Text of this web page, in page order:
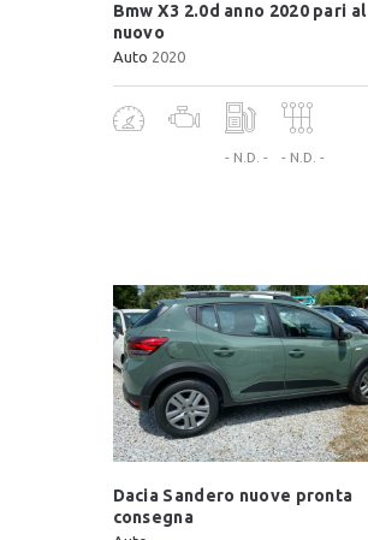
Bmw X3 2.0d anno 2020 pari al
nuovo
Auto 2020
- N.D. - - N.D. -
Dacia Sandero nuove pronta
consegna